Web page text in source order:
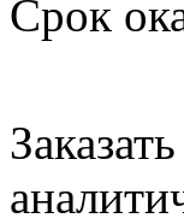
Срок